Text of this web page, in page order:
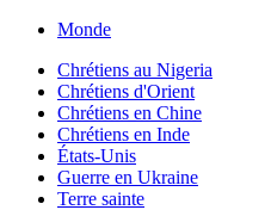
Monde
Chrétiens au Nigeria
Chrétiens d'Orient
Chrétiens en Chine
Chrétiens en Inde
États-Unis
Guerre en Ukraine
Terre sainte